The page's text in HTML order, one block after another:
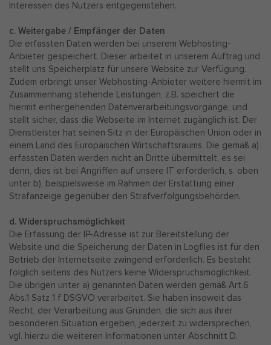
Interessen des Nutzers entgegenstehen.
c. Weitergabe / Empfänger der Daten
Die erfassten Daten werden bei unserem Webhosting-
Anbieter gespeichert. Dieser arbeitet in unserem Auftrag und
stellt uns Speicherplatz für unsere Website zur Verfügung.
Zudem erbringt unser Webhosting-Anbieter weitere hiermit im
Zusammenhang stehende Leistungen, z.B. speichert die
hiermit einhergehenden Datenverarbeitungsvorgänge, und
stellt sicher, dass die Webseite im Internet zugänglich ist. Der
Dienstleister hat seinen Sitz in der Europäischen Union oder in
einem Land des Europäischen Wirtschaftsraums. Die gemäß a)
erfassten Daten werden nicht an Dritte übermittelt, es sei
denn, dies ist bei Angriffen auf unsere IT erforderlich, s. oben
unter b), beispielsweise im Rahmen der Erstattung einer
Strafanzeige gegenüber den Strafverfolgungsbehörden.
d. Widerspruchsmöglichkeit
Die Erfassung der IP-Adresse ist zur Bereitstellung der
Website und die Speicherung der Daten in Logfiles ist für den
Betrieb der Internetseite zwingend erforderlich. Es besteht
folglich seitens des Nutzers keine Widerspruchsmöglichkeit.
Die übrigen unter a) genannten Daten werden gemäß Art.6
Abs.1 Satz 1 f DSGVO verarbeitet. Sie haben insoweit das
Recht, der Verarbeitung aus Gründen, die sich aus ihrer
besonderen Situation ergeben, jederzeit zu widersprechen,
vgl. hierzu die weiteren Informationen unter Abschnitt D.